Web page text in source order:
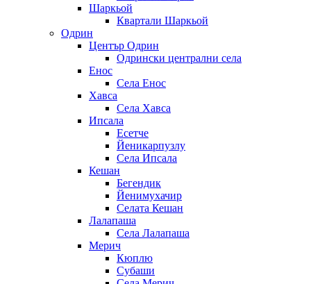
Шаркьой
Квартали Шаркьой
Одрин
Център Одрин
Одрински централни села
Енос
Села Енос
Хавса
Села Хавса
Ипсала
Есетче
Йеникарпузлу
Села Ипсала
Кешан
Бегендик
Йенимухачир
Селата Кешан
Лалапаша
Села Лалапаша
Мерич
Кюплю
Субаши